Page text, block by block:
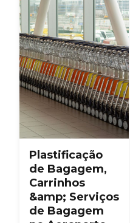
Plastificação
de Bagagem,
Carrinhos
&amp; Serviços
de Bagagem